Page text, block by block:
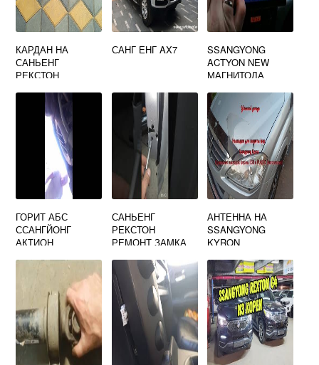
КАРДАН НА
САНЬЕНГ
РЕКСТОН
САНГ ЕНГ AX7
SSANGYONG
ACTYON NEW
МАГНИТОЛА
ГОРИТ АБС
ССАНГЙОНГ
АКТИОН
САНЬЕНГ
РЕКСТОН
РЕМОНТ ЗАМКА
АНТЕННА НА
SSANGYONG
KYRON